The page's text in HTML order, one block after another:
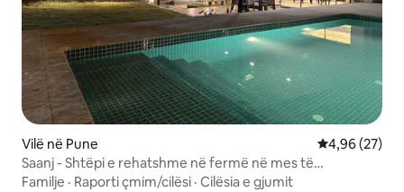
Vilë në Pune Vlerësimi
4,96 (27)
Saanj - Shtëpi e rehatshme në fermë në mes të
gjelbërimit të Girivan
Familje · Raporti çmim/cilësi · Cilësia e gjumit